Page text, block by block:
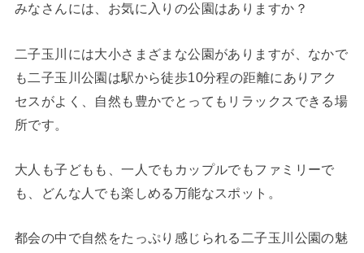
みなさんには、お気に入りの公園はありますか？
二子玉川には大小さまざまな公園がありますが、なかで
も二子玉川公園は駅から徒歩10分程の距離にありアク
セスがよく、自然も豊かでとってもリラックスできる場
所です。
大人も子どもも、一人でもカップルでもファミリーで
も、どんな人でも楽しめる万能なスポット。
都会の中で自然をたっぷり感じられる二子玉川公園の魅